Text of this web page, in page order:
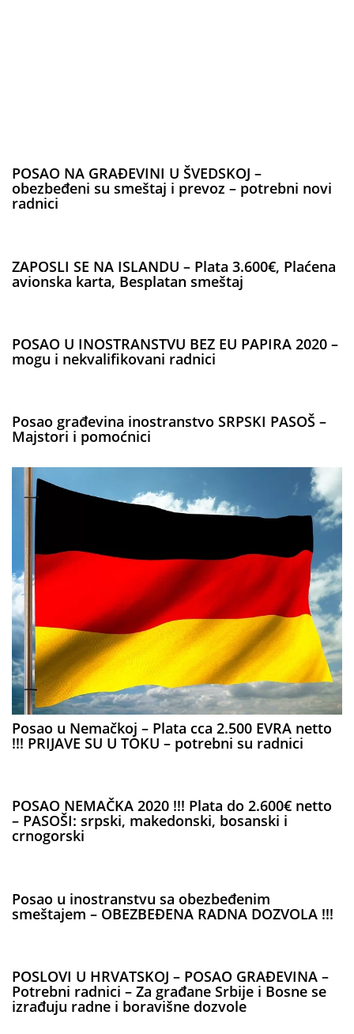
POSAO NA GRAĐEVINI U ŠVEDSKOJ –
obezbeđeni su smeštaj i prevoz – potrebni novi
radnici
ZAPOSLI SE NA ISLANDU – Plata 3.600€, Plaćena
avionska karta, Besplatan smeštaj
POSAO U INOSTRANSTVU BEZ EU PAPIRA 2020 –
mogu i nekvalifikovani radnici
Posao građevina inostranstvo SRPSKI PASOŠ –
Majstori i pomoćnici
Posao u Nemačkoj – Plata cca 2.500 EVRA netto
!!! PRIJAVE SU U TOKU – potrebni su radnici
POSAO NEMAČKA 2020 !!! Plata do 2.600€ netto
– PASOŠI: srpski, makedonski, bosanski i
crnogorski
Posao u inostranstvu sa obezbeđenim
smeštajem – OBEZBEĐENA RADNA DOZVOLA !!!
POSLOVI U HRVATSKOJ – POSAO GRAĐEVINA –
Potrebni radnici – Za građane Srbije i Bosne se
izrađuju radne i boravišne dozvole